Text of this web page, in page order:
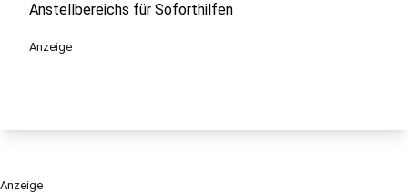
Anstellbereichs für Soforthilfen
Anzeige
Anzeige